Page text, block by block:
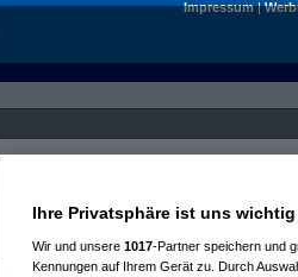
Impressum|
Ihre Privatsphäre ist uns wichtig
Wir und unsere 1017-Partner speichern und
Kennungen auf Ihrem Gerät zu. Durch